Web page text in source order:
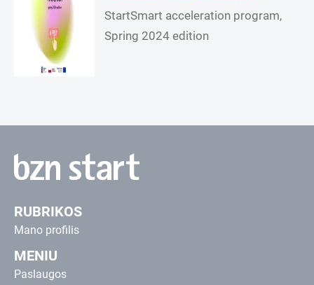
StartSmart acceleration program,
Spring 2024 edition
RUBRIKOS
Mano profilis
MENIU
Paslaugos